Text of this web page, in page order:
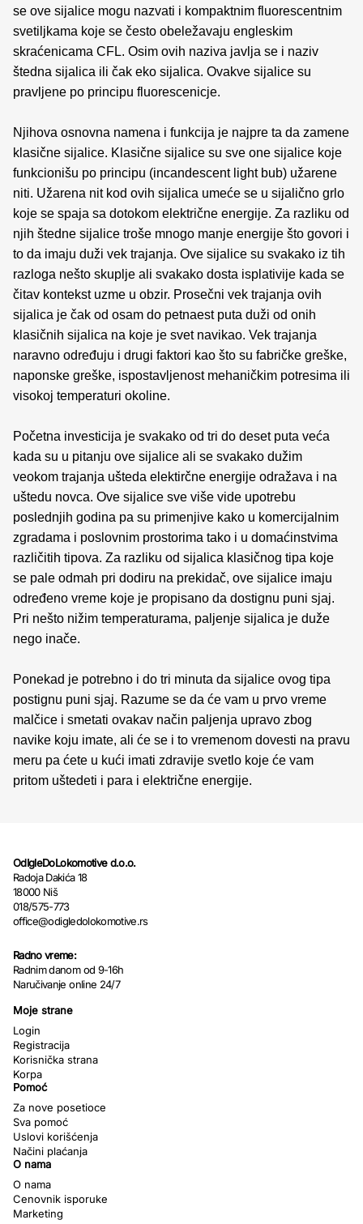
se ove sijalice mogu nazvati i kompaktnim fluorescentnim
svetiljkama koje se često obeležavaju engleskim
skraćenicama CFL. Osim ovih naziva javlja se i naziv
štedna sijalica ili čak eko sijalica. Ovakve sijalice su
pravljene po principu fluorescenicje.
Njihova osnovna namena i funkcija je najpre ta da zamene
klasične sijalice. Klasične sijalice su sve one sijalice koje
funkcionišu po principu (incandescent light bub) užarene
niti. Užarena nit kod ovih sijalica umeće se u sijalično grlo
koje se spaja sa dotokom električne energije. Za razliku od
njih štedne sijalice troše mnogo manje energije što govori i
to da imaju duži vek trajanja. Ove sijalice su svakako iz tih
razloga nešto skuplje ali svakako dosta isplativije kada se
čitav kontekst uzme u obzir. Prosečni vek trajanja ovih
sijalica je čak od osam do petnaest puta duži od onih
klasičnih sijalica na koje je svet navikao. Vek trajanja
naravno određuju i drugi faktori kao što su fabričke greške,
naponske greške, ispostavljenost mehaničkim potresima ili
visokoj temperaturi okoline.
Početna investicija je svakako od tri do deset puta veća
kada su u pitanju ove sijalice ali se svakako dužim
veokom trajanja ušteda elektirčne energije odražava i na
uštedu novca. Ove sijalice sve više vide upotrebu
poslednjih godina pa su primenjive kako u komercijalnim
zgradama i poslovnim prostorima tako i u domaćinstvima
različitih tipova. Za razliku od sijalica klasičnog tipa koje
se pale odmah pri dodiru na prekidač, ove sijalice imaju
određeno vreme koje je propisano da dostignu puni sjaj.
Pri nešto nižim temperaturama, paljenje sijalica je duže
nego inače.
Ponekad je potrebno i do tri minuta da sijalice ovog tipa
postignu puni sjaj. Razume se da će vam u prvo vreme
malčice i smetati ovakav način paljenja upravo zbog
navike koju imate, ali će se i to vremenom dovesti na pravu
meru pa ćete u kući imati zdravije svetlo koje će vam
pritom uštedeti i para i električne energije.
OdIgleDoLokomotive d.o.o.
Radoja Dakića 18
18000 Niš
018/575-773
office@odigledolokomotive.rs
Radno vreme:
Radnim danom od 9-16h
Naručivanje online 24/7
Moje strane
Login
Registracija
Korisnička strana
Korpa
Pomoć
Za nove posetioce
Sva pomoć
Uslovi korišćenja
Načini plaćanja
O nama
O nama
Cenovnik isporuke
Marketing